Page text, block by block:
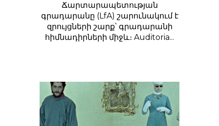
Ճարտարապետության
գրադարանը (LfA) շարունակում է
զրույցների շարք՝ գրադարանի
հիմնադիրների միջև։ Auditoria...